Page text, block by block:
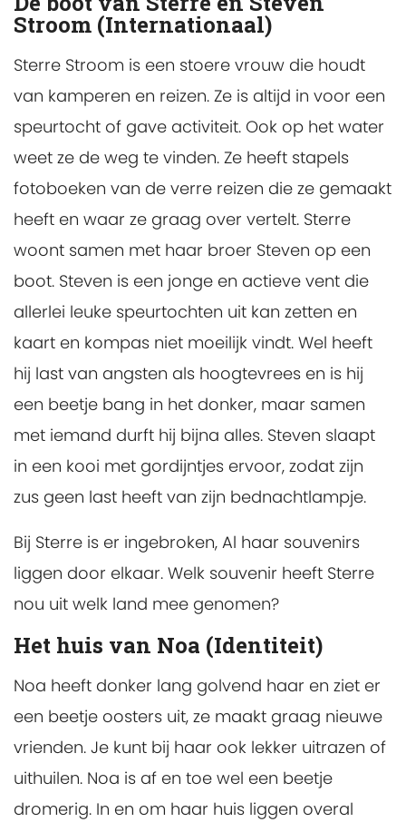
Stroom (Internationaal)
Sterre Stroom is een stoere vrouw die houdt
van kamperen en reizen. Ze is altijd in voor een
speurtocht of gave activiteit. Ook op het water
weet ze de weg te vinden. Ze heeft stapels
fotoboeken van de verre reizen die ze gemaakt
heeft en waar ze graag over vertelt. Sterre
woont samen met haar broer Steven op een
boot. Steven is een jonge en actieve vent die
allerlei leuke speurtochten uit kan zetten en
kaart en kompas niet moeilijk vindt. Wel heeft
hij last van angsten als hoogtevrees en is hij
een beetje bang in het donker, maar samen
met iemand durft hij bijna alles. Steven slaapt
in een kooi met gordijntjes ervoor, zodat zijn
zus geen last heeft van zijn bednachtlampje.
Bij Sterre is er ingebroken, Al haar souvenirs
liggen door elkaar. Welk souvenir heeft Sterre
nou uit welk land mee genomen?
Het huis van Noa (Identiteit)
Noa heeft donker lang golvend haar en ziet er
een beetje oosters uit, ze maakt graag nieuwe
vrienden. Je kunt bij haar ook lekker uitrazen of
uithuilen. Noa is af en toe wel een beetje
dromerig. In en om haar huis liggen overal